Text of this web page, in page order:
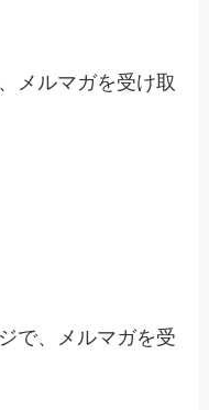
メルマガを受け取
で、メルマガを受